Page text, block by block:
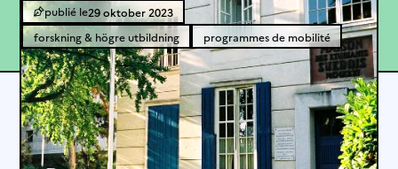
29 oktober 2023
forskning & högre utbildning
programmes de mobilité